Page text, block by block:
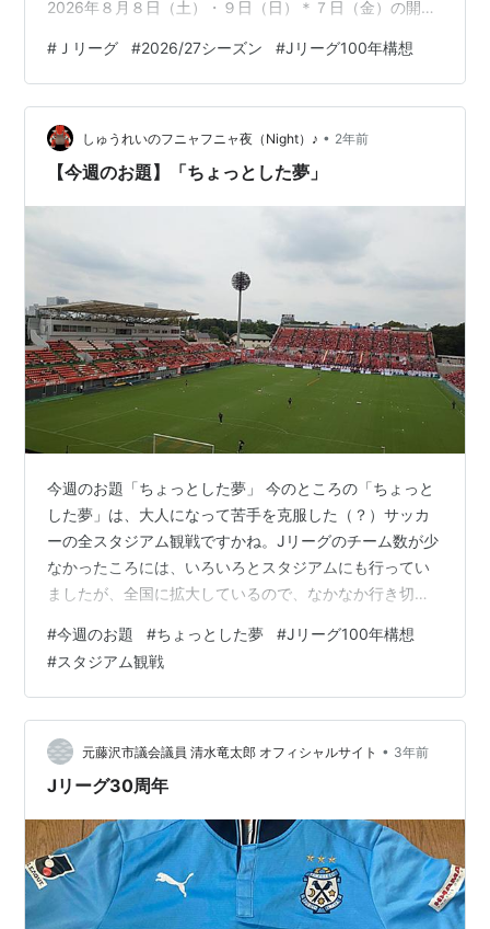
2026年８月８日（土）・９日（日）＊７日（金）の開催
田Ｊ１リーグ：2027年６月５日（土）・６日（日） 明治
安田Ｊ２・Ｊ３リーグ：2027年５月22日（土）・23日
（日） 2026年2月初旬に開幕する明治安田Jリーグ百年
構想リーグの大会概要 【地域リーグ ラウンド】2月7日
(土)・8日(日)～5月23日(土)・24日(日)【プレ…
# Ｊリーグ #2026/27シーズン #Jリーグ100年構想
しゅうれいのフニャフニャ夜（Night）♪ • 2年前
【今週のお題】「ちょっとした夢」
今週のお題「ちょっとした夢」 今のところの「ちょっと
した夢」は、大人になって苦手を克服した（？）サッカ
ーの全スタジアム観戦ですかね。Jリーグのチーム数が少
なかったころには、いろいろとスタジアムにも行ってい
ましたが、全国に拡大しているので、なかなか行き切れ
ジアムのうちに行ったことあるスタジアムを備忘録的に
挙げてみますと・・・ 札幌厚別、ユアスタ、NDスタ、と
うスタ、カシマ 栃木グ、正田スタ、NACK、埼玉、三協F
柏 フクアリ、味スタ、Gスタ、U等々力、日産ス ニッパ
ツ、ギオンス、レモンS、JITス、サンアル 愛鷹、アイス
タ、藤枝サ、ヤマハ、…
#今週のお題 #ちょっとした夢 #Jリーグ100年構想
#スタジアム観戦
元藤沢市議会議員 清水竜太郎 オフィシャルサイト • 3年前
Jリーグ30周年